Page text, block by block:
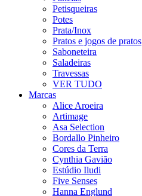
Petisqueiras
Potes
Prata/Inox
Pratos e jogos de pratos
Saboneteira
Saladeiras
Travessas
VER TUDO
Marcas
Alice Aroeira
Artimage
Asa Selection
Bordallo Pinheiro
Cores da Terra
Cynthia Gavião
Estúdio Iludi
Five Senses
Hanna Englund